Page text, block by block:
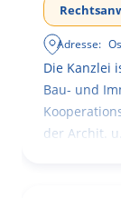
Adresse:
Die Kanzlei
Bau- und
der Archit.